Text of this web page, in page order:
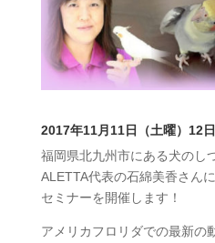
2017年11月11日（土曜）12
福岡県北九州市にある犬のし
ALETTA代表の石綿美香さん
セミナーを開催します！
アメリカフロリダでの最新の